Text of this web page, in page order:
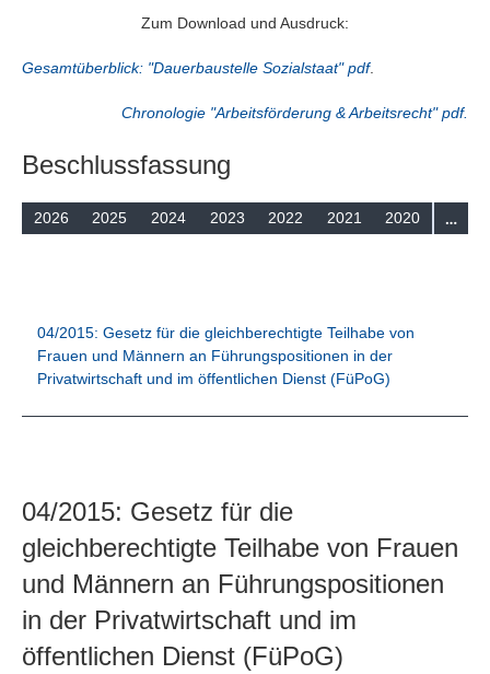
Suchen
Zum Download und Ausdruck:
Gesamtüberblick: "Dauerbaustelle Sozialstaat" pdf.
Chronologie "Arbeitsförderung & Arbeitsrecht" pdf.
Beschlussfassung
2026 2025 2024 2023 2022 2021 2020 …
04/2015: Gesetz für die gleichberechtigte Teilhabe von
Frauen und Männern an Führungspositionen in der
Privatwirtschaft und im öffentlichen Dienst (FüPoG)
04/2015: Gesetz für die
gleichberechtigte Teilhabe von Frauen
und Männern an Führungspositionen
in der Privatwirtschaft und im
öffentlichen Dienst (FüPoG)